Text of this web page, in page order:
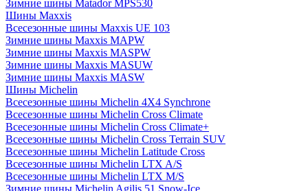
Зимние шины Matador MPS530
Шины Maxxis
Всесезонные шины Maxxis UE 103
Зимние шины Maxxis MAPW
Зимние шины Maxxis MASPW
Зимние шины Maxxis MASUW
Зимние шины Maxxis MASW
Шины Michelin
Всесезонные шины Michelin 4X4 Synchrone
Всесезонные шины Michelin Cross Climate
Всесезонные шины Michelin Cross Climate+
Всесезонные шины Michelin Cross Terrain SUV
Всесезонные шины Michelin Latitude Cross
Всесезонные шины Michelin LTX A/S
Всесезонные шины Michelin LTX M/S
Зимние шины Michelin Agilis 51 Snow-Ice